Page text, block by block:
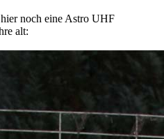
noch eine Astro UHF
alt: